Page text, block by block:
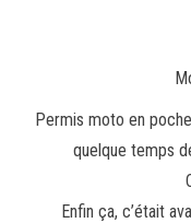
Permis moto en
quelque temps
Enfin ça, c’était